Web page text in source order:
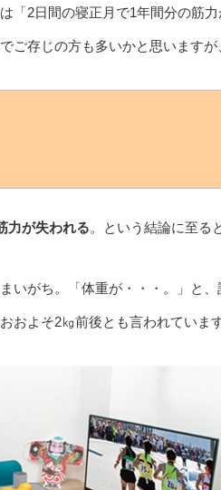
「2日間の寝正月で1年間分の筋
ご存じの方も多いかと思います
力が失われる。という結論に至る
いがち。「体重が・・・。」と
およそ2㎏前後とも言われています